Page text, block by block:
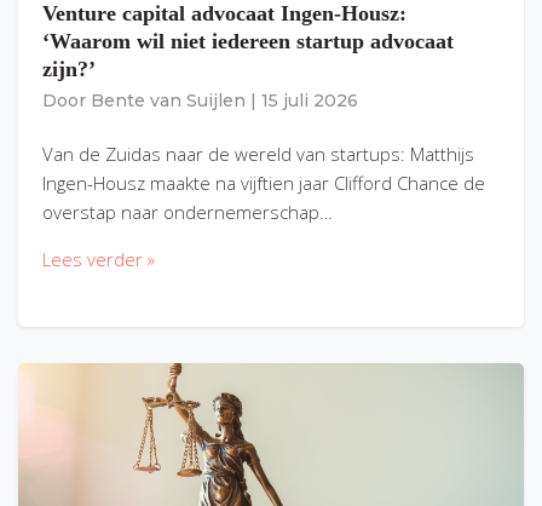
Venture capital advocaat Ingen-Housz:
‘Waarom wil niet iedereen startup advocaat
zijn?’
Door Bente van Suijlen 15 juli 2026
Van de Zuidas naar de wereld van startups: Matthijs
Ingen-Housz maakte na vijftien jaar Clifford Chance de
overstap naar ondernemerschap…
Lees verder »